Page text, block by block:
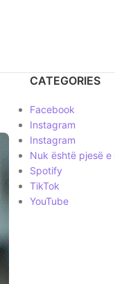
CATEGORIES
Facebook
Instagram
Instagram
Nuk është pjesë
Spotify
TikTok
YouTube